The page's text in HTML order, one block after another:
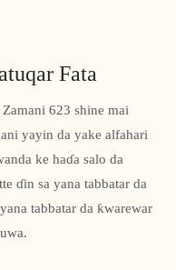
Fata
623 shine mai
yayin da yake alfahari
ke haɗa salo da
ɗin sa yana tabbatar da
tabbatar da ƙwarewar